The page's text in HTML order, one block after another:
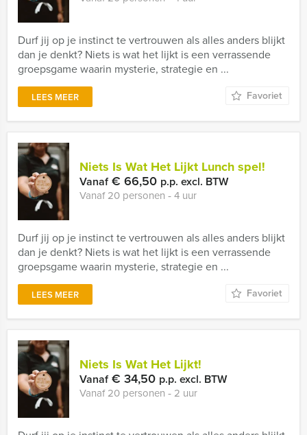
Durf jij op je instinct te vertrouwen als alles anders blijkt
dan je denkt? Niets is wat het lijkt is een verrassende
groepsgame waarin mysterie, strategie en ...
LEES MEER Favoriet
Niets Is Wat Het Lijkt Lunch spel!
Vanaf€ 66,50 p.p. excl. BTW
Vanaf 20 personen ‐ 4 uur
Durf jij op je instinct te vertrouwen als alles anders blijkt
dan je denkt? Niets is wat het lijkt is een verrassende
groepsgame waarin mysterie, strategie en ...
LEES MEER Favoriet
Niets Is Wat Het Lijkt!
Vanaf€ 34,50 p.p. excl. BTW
Vanaf 20 personen ‐ 2 uur